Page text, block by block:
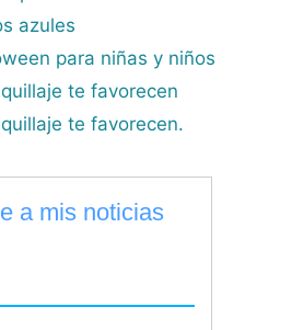
azules
para niñas y niños
te favorecen
te favorecen.
a mis noticias